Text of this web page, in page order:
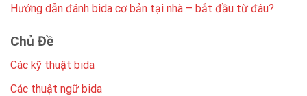
Hướng dẫn đánh bida cơ bản tại nhà – bắt đầu từ đâu?
Chủ Đề
Các kỹ thuật bida
Các thuật ngữ bida